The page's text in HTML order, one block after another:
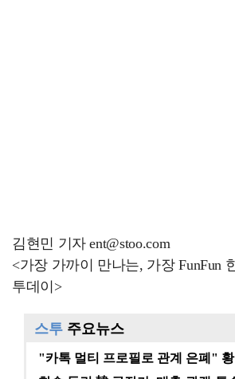
김현민 기자 ent@stoo.com
<가장 가까이 만나는, 가장 FunFun
투데이>
스투 주요뉴스